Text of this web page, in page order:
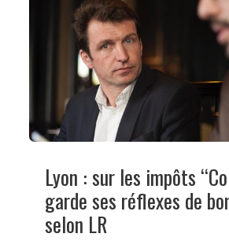
Lyon : sur les impôts
garde ses réflexes de
selon LR